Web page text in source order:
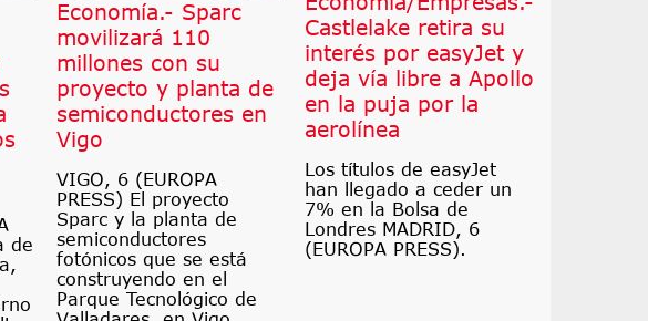
de
Economía.- Sparc
movilizará 110
millones con su
proyecto y planta de
semiconductores en
Vigo
VIGO, 6 (EUROPA
PRESS) El proyecto
Sparc y la planta de
semiconductores
fotónicos que se está
construyendo en el
Parque Tecnológico de
Castlelake retira su
interés por easyJet y
deja vía libre a Apollo
en la puja por la
aerolínea
Los títulos de easyJet
han llegado a ceder un
7% en la Bolsa de
Londres MADRID, 6
(EUROPA PRESS).